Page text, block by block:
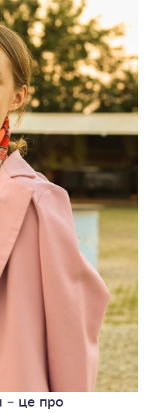
– це про